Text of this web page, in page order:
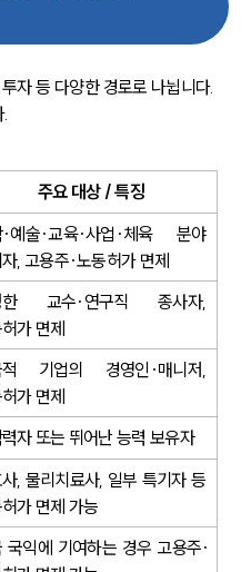
자 등 다양한 경로로 나뉩니다.
주요 대상 / 특징
·예술·교육·사업·체육 분야
, 고용주·노동허가 면제
한 교수·연구직 종사자,
가 면제
적 기업의 경영인·매니저,
가 면제
자 또는 뛰어난 능력 보유자
, 물리치료사, 일부 특기자 등
가 면제 가능
국익에 기여하는 경우 고용주·